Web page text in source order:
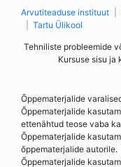
Arvutiteaduse instituut
Tartu Ülikool
Tehniliste probleemide
Kursuse sisu ja
Õppematerjalide
Õppematerjalide
ettenähtud teose vaba
Õppematerjalide
õppematerjalide autorile.
Õppematerjalide